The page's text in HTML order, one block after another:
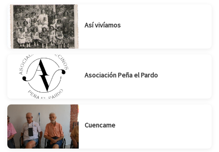
Así vivíamos
Asociación Peña el Pardo
Cuencame
Suscribirse